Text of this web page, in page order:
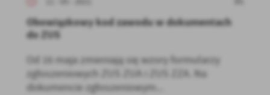
Obowiązkowy kod zawodu w dokumentach
do ZUS
Od 16 maja zmieniają się wzory formularzy
zgłoszeniowych ZUS ZUA i ZUS ZZA. Na
dokumencie zgłoszeniowym...